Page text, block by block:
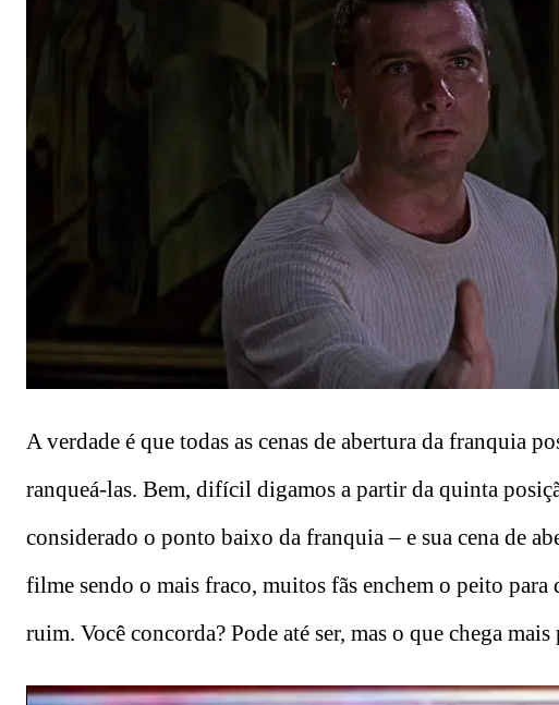
A verdade é que todas as cenas de abertura da franquia
ranqueá-las. Bem, difícil digamos a partir da quinta
considerado o ponto baixo da franquia – e sua cena de
filme sendo o mais fraco, muitos fãs enchem o peito para
ruim. Você concorda? Pode até ser, mas o que chega